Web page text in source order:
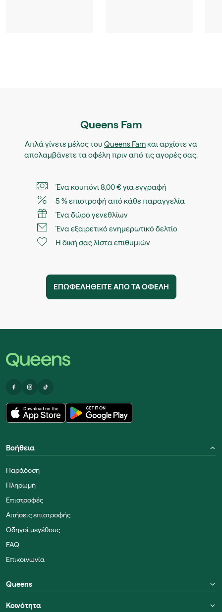
Queens Fam
Απλά γίνετε μέλος του Queens Fam και αρχίστε να
απολαμβάνετε τα οφέλη πριν από τις αγορές σας.
Ένα κουπόνι 8,00 € για εγγραφή
5 % επιστροφή από κάθε παραγγελία
Ένα δώρο γενεθλίων
Ένα εξαιρετικό ενημερωτικό δελτίο
Η δική σας λίστα επιθυμιών
ΕΠΩΦΕΛΗΘΕIΤΕ ΑΠO ΤΑ ΟΦEΛΗ
Βοήθεια
Παράδοση
Πληρωμή
Επιστροφές
Αιτήσεις επιστροφής
Οδηγοί μεγέθους
FAQ
Επικοινωνία
Queens
Κοινότητα